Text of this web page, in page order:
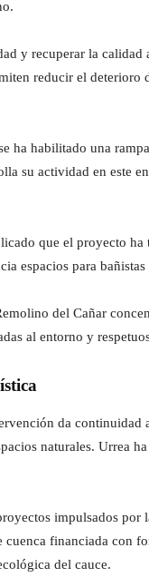
y recuperar la
reducir el
ha habilitado una
su actividad en este
que el proyecto
espacios para
del Cañar
al entorno y
da
naturales. Urrea
impulsados
financiada con
del cauce.